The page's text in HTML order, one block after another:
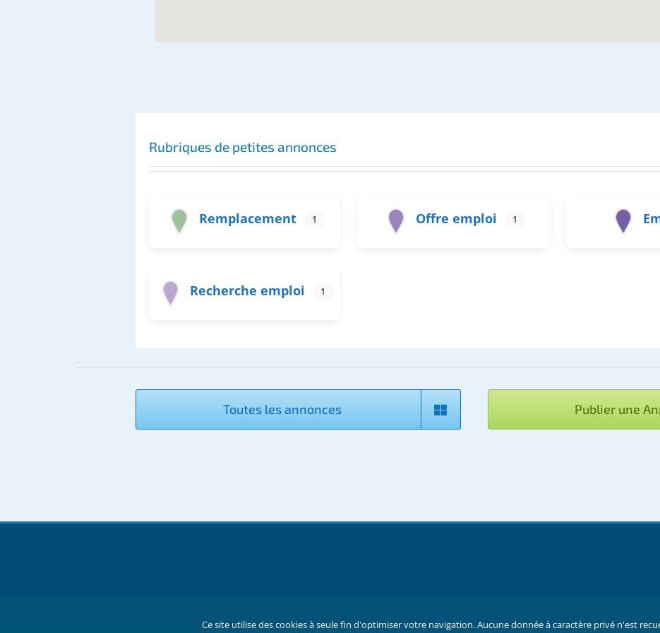
Rubriques de petites annonces
Remplacement 1 Offre emploi 1
Recherche emploi 1
Toutes les annonces Publier une
Ce site utilise des cookies à seule fin d'optimiser votre navigation. Aucune donnée à caractère privé n'est